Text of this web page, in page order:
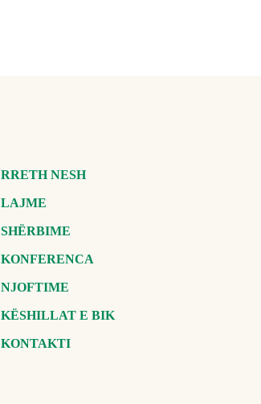
RRETH NESH
LAJME
SHËRBIME
KONFERENCA
NJOFTIME
KËSHILLAT E BIK
KONTAKTI